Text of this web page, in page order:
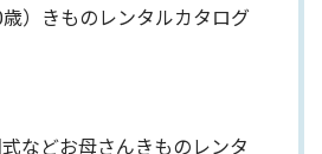
）きものレンタルカタログ
などお母さんきものレンタ